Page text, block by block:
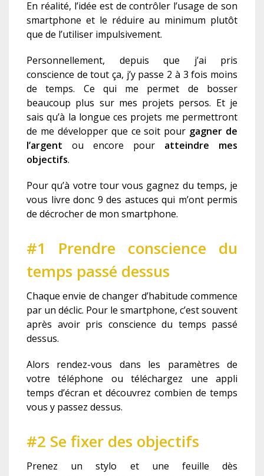
En réalité, l’idée est de contrôler l’usage de son
smartphone et le réduire au minimum plutôt
que de l’utiliser impulsivement.
Personnellement, depuis que j’ai pris
conscience de tout ça, j’y passe 2 à 3 fois moins
de temps. Ce qui me permet de bosser
beaucoup plus sur mes projets persos. Et je
sais qu’à la longue ces projets me permettront
de me développer que ce soit pour gagner de
l’argent ou encore pour atteindre mes
objectifs.
Pour qu’à votre tour vous gagnez du temps, je
vous livre donc 9 des astuces qui m’ont permis
de décrocher de mon smartphone.
#1 Prendre conscience du
temps passé dessus
Chaque envie de changer d’habitude commence
par un déclic. Pour le smartphone, c’est souvent
après avoir pris conscience du temps passé
dessus.
Alors rendez-vous dans les paramètres de
votre téléphone ou téléchargez une appli
temps d’écran et découvrez combien de temps
vous y passez dessus.
#2 Se fixer des objectifs
Prenez un stylo et une feuille dès